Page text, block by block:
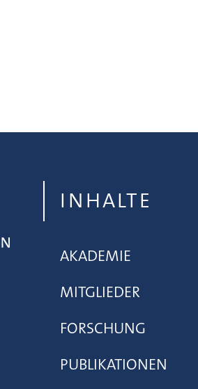
INHALTE
AKADEMIE
MITGLIEDER
FORSCHUNG
PUBLIKATIONEN